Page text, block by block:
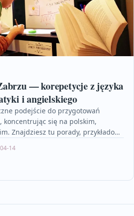
— korepetycje z języka
i angielskiego
podejście do przygotowań
koncentrując się na polskim,
Znajdziesz tu porady, przykładowy
14